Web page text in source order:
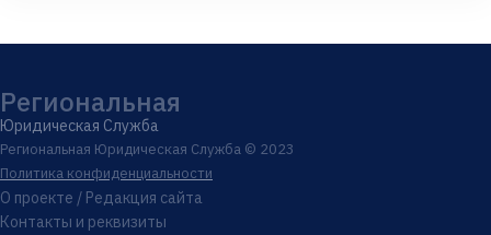
Региональная
Юридическая Служба
Региональная Юридическая Служба © 2023
Политика конфиденциальности
О проекте / Редакция сайта
Контакты и реквизиты